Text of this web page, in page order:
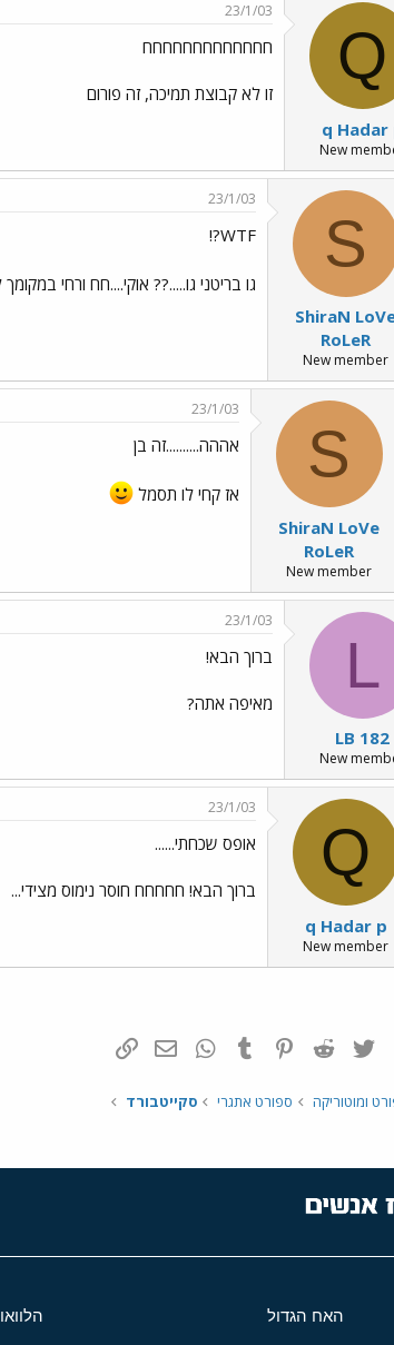
Q
q Hadar
New
23/1/03
חחחחחחחחחחחחח
זו לא קבוצת תמיכה, זה פורום
S
ShiraN
RoLeR
New member
23/1/03
WTF?!
גו בריטני גו.....?? אוקי....חח ורחי
S
ShiraN LoVe
RoLeR
New member
23/1/03
אההה..........זה בן
אז קחי לו תסמל
L
LB 182
New
23/1/03
ברוך הבא!
מאיפה אתה?
Q
q Hadar p
New member
23/1/03
אופס שכחתי......
ברוך הבא! חחחחח חוסר נימוס מצידי...
פייסבוק Twitter
Reddit
Pinterest
Tumblr
WhatsAppדואר אלקטרוני
ומוטוריקה ספורט אתגרי סקייטבורד
האח הגדול